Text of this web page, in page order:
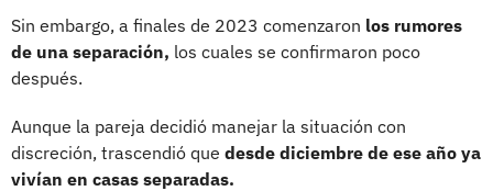
Sin embargo, a finales de 2023 comenzaron los rumores
de una separación, los cuales se confirmaron poco
después.
Aunque la pareja decidió manejar la situación con
discreción, trascendió que desde diciembre de ese año ya
vivían en casas separadas.